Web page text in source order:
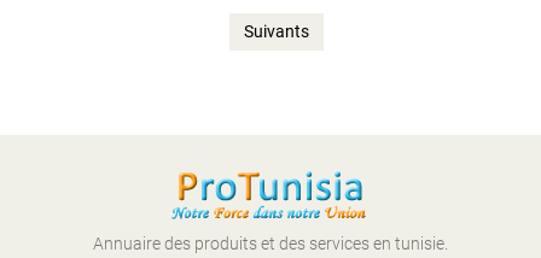
Suivants
Annuaire des produits et des services en tunisie.